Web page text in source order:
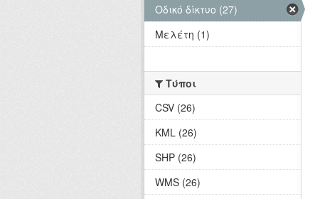
Οδικό δίκτυο (27)
Μελέτη (1)
Τύποι
CSV (26)
KML (26)
SHP (26)
WMS (26)